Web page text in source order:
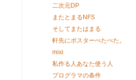
二次元DP
またとまるNFS
そしてまたはまる
軒先にポスターぺたぺた。
mixi
私作る人あなた使う人
プログラマの条件